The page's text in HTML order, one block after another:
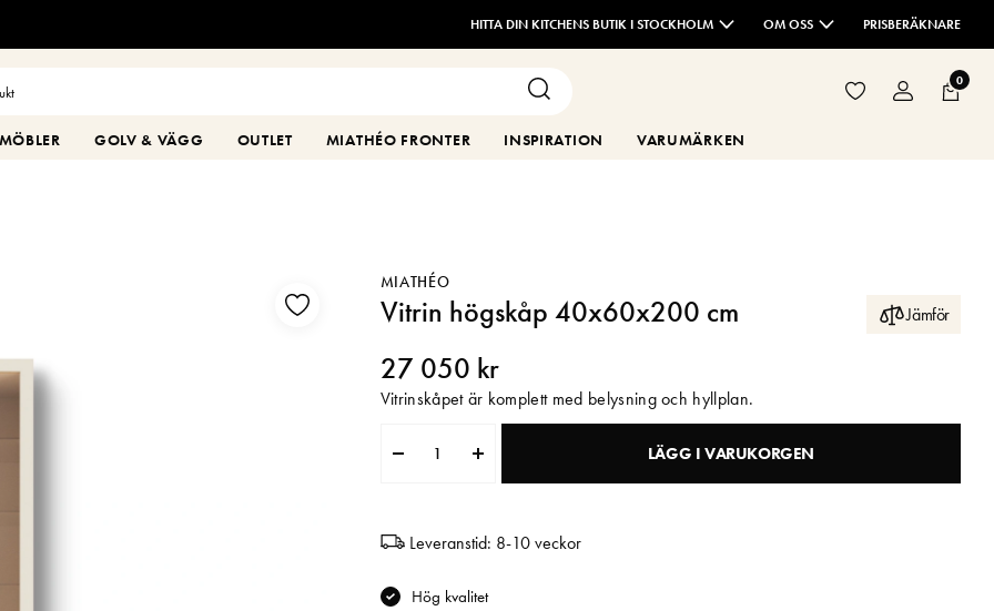
HITTA DIN KITCHENS BUTIK I STOCKHOLM OM OSS PRISBERÄKNARE
0
MÖBLER GOLV & VÄGG OUTLET MIATHÉO FRONTER INSPIRATION VARUMÄRKEN
MIATHÉO
Vitrin högskåp 40x60x200 cm Jämför
27 050 kr
Vitrinskåpet är komplett med belysning och hyllplan.
LÄGG I VARUKORGEN
Leveranstid: 8-10 veckor
Hög kvalitet